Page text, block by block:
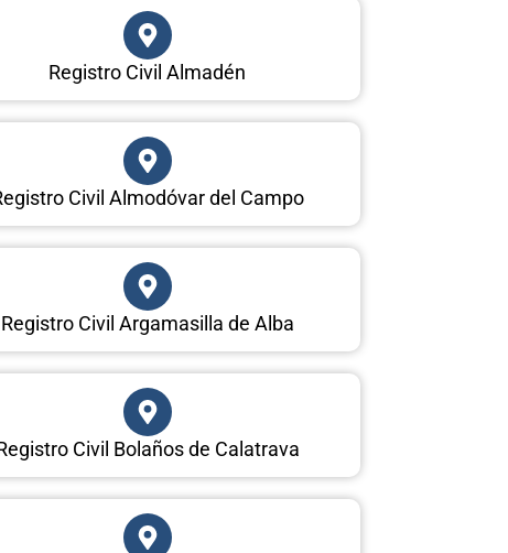
Registro Civil Almadén
Civil Almodóvar del Campo
Registro Civil Argamasilla de Alba
Civil Bolaños de Calatrava